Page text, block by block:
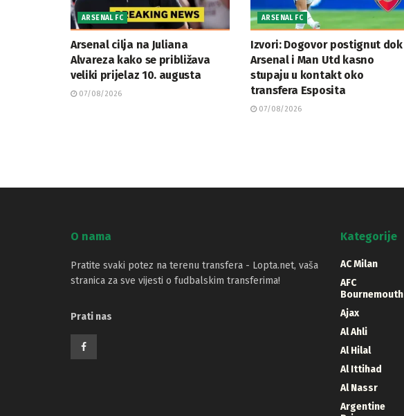
ARSENAL FC
Arsenal cilja na Juliana
Alvareza kako se približava
veliki prijelaz 10. augusta
07/08/2026
ARSENAL FC
Izvori: Dogovor postignut dok
Arsenal i Man Utd kasno
stupaju u kontakt oko
transfera Esposita
07/08/2026
O nama
Pratite svaki potez na terenu transfera - Lopta.net, vaša
stranica za sve vijesti o fudbalskim transferima!
Prati nas
Kategorije
AC Milan
AFC
Bournemouth
Ajax
Al Ahli
Al Hilal
Al Ittihad
Al Nassr
Argentine